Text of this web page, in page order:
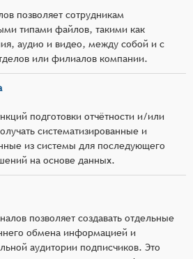
позволяет сотрудникам
типами файлов, такими как
аудио и видео, между собой и с
или филиалов компании.
подготовки отчётности и/или
систематизированные и
из системы для последующего
на основе данных.
позволяет создавать отдельные
обмена информацией и
аудитории подписчиков. Это